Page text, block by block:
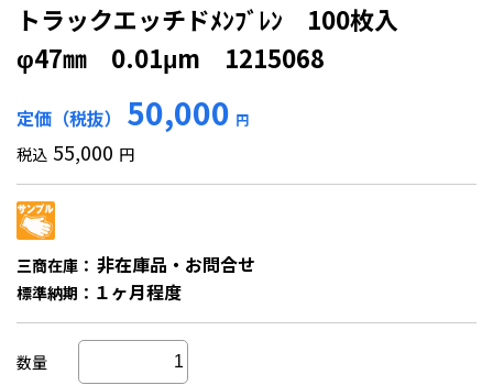
トラックエッチドﾒﾝﾌﾞﾚﾝ 100枚入
φ47㎜ 0.01μm 1215068
定価（税抜） 50,000 円
税込 55,000 円
三商在庫： 非在庫品・お問合せ
標準納期： １ヶ月程度
数量